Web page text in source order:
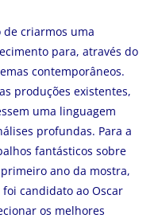
criarmos uma
para, através do
contemporâneos.
produções existentes,
uma linguagem
profundas. Para a
fantásticos sobre
ano da mostra,
candidato ao Oscar
os melhores